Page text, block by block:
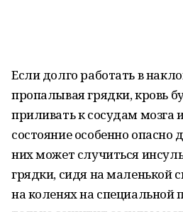
Если долго работать в
пропалывая грядки, кровь
приливать к сосудам мозга
состояние особенно опасно
них может случиться
грядки, сидя на маленькой
на коленях на специальной